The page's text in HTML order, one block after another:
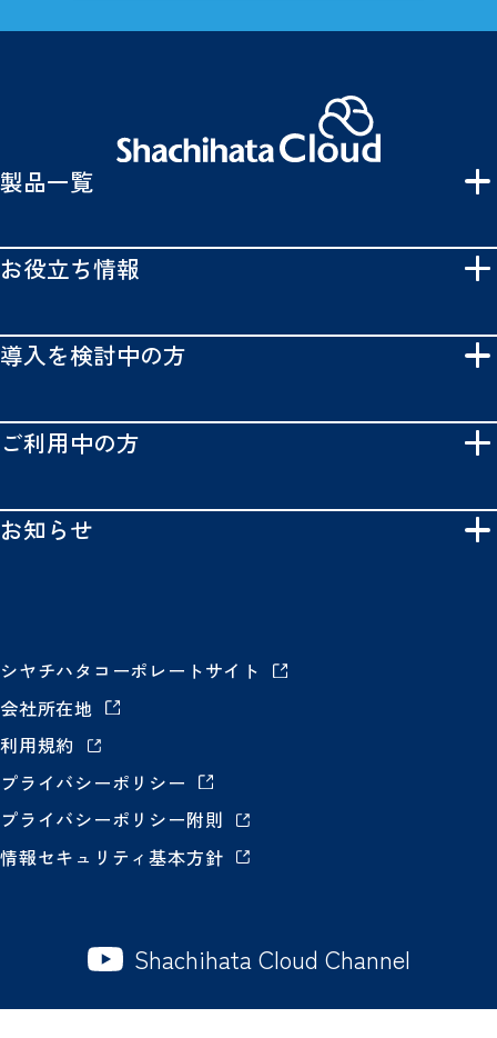
製品一覧
お役立ち情報
導入を検討中の方
ご利用中の方
お知らせ
シヤチハタコーポレートサイト
会社所在地
利用規約
プライバシーポリシー
プライバシーポリシー附則
情報セキュリティ基本方針
Shachihata Cloud Channel